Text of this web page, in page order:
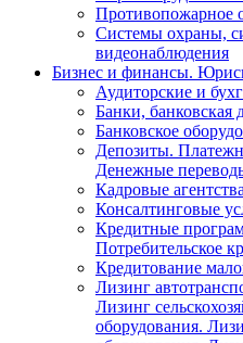
Противопожарное
Системы охраны,
видеонаблюдения
Бизнес и финансы.
Аудиторские и
Банки, банковская
Банковское
Депозиты.
Денежные
Кадровые
Консалтинговые
Кредитные
Потребительское
Кредитование
Лизинг
Лизинг
оборудования.